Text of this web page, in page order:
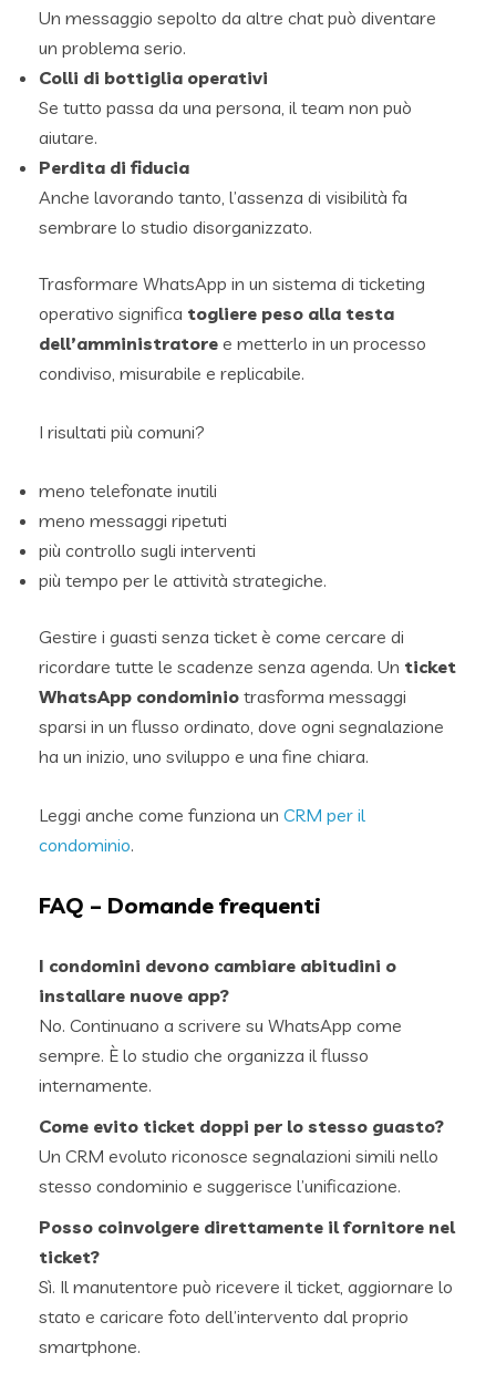
Un messaggio sepolto da altre chat può diventare
un problema serio.
Colli di bottiglia operativi
Se tutto passa da una persona, il team non può
aiutare.
Perdita di fiducia
Anche lavorando tanto, l’assenza di visibilità fa
sembrare lo studio disorganizzato.
Trasformare WhatsApp in un sistema di ticketing
operativo significa togliere peso alla testa
dell’amministratore e metterlo in un processo
condiviso, misurabile e replicabile.
I risultati più comuni?
meno telefonate inutili
meno messaggi ripetuti
più controllo sugli interventi
più tempo per le attività strategiche.
Gestire i guasti senza ticket è come cercare di
ricordare tutte le scadenze senza agenda. Un ticket
WhatsApp condominio trasforma messaggi
sparsi in un flusso ordinato, dove ogni segnalazione
ha un inizio, uno sviluppo e una fine chiara.
Leggi anche come funziona un CRM per il
condominio.
FAQ – Domande frequenti
I condomini devono cambiare abitudini o
installare nuove app?
No. Continuano a scrivere su WhatsApp come
sempre. È lo studio che organizza il flusso
internamente.
Come evito ticket doppi per lo stesso guasto?
Un CRM evoluto riconosce segnalazioni simili nello
stesso condominio e suggerisce l’unificazione.
Posso coinvolgere direttamente il fornitore nel
ticket?
Sì. Il manutentore può ricevere il ticket, aggiornare lo
stato e caricare foto dell’intervento dal proprio
smartphone.